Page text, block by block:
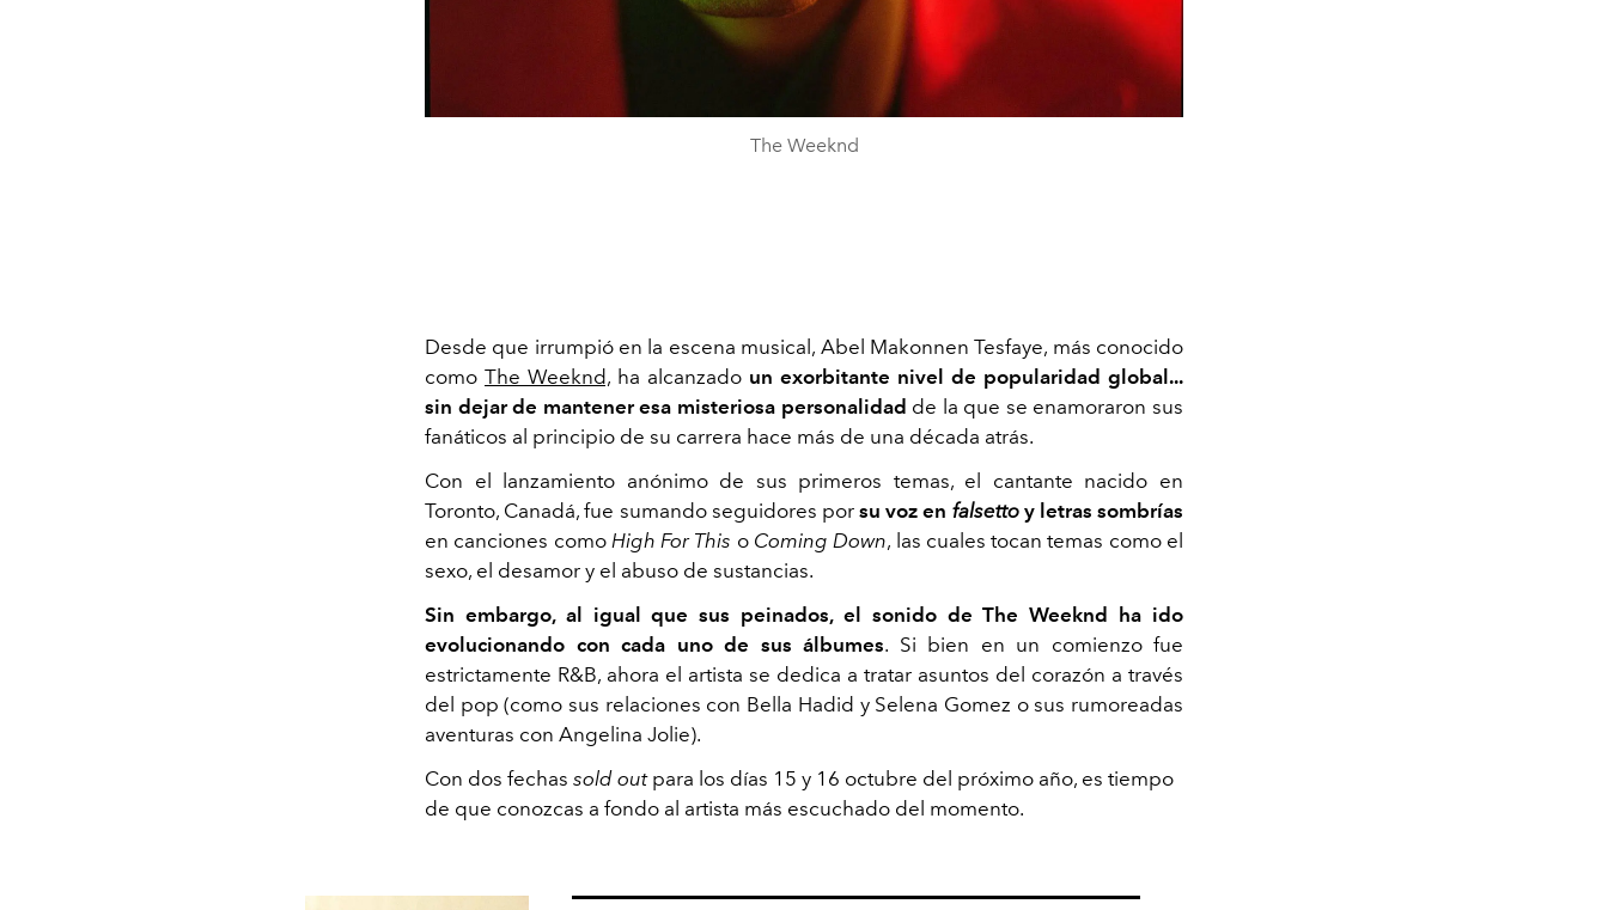
The Weeknd
Desde que irrumpió en la escena musical, Abel Makonnen Tesfaye, más conocido
como The Weeknd, ha alcanzado un exorbitante nivel de popularidad global...
sin dejar de mantener esa misteriosa personalidad de la que se enamoraron sus
fanáticos al principio de su carrera hace más de una década atrás.
Con el lanzamiento anónimo de sus primeros temas, el cantante nacido en
Toronto, Canadá, fue sumando seguidores por su voz en falsetto y letras sombrías
en canciones como High For This o Coming Down, las cuales tocan temas como el
sexo, el desamor y el abuso de sustancias.
Sin embargo, al igual que sus peinados, el sonido de The Weeknd ha ido
evolucionando con cada uno de sus álbumes. Si bien en un comienzo fue
estrictamente R&B, ahora el artista se dedica a tratar asuntos del corazón a través
del pop (como sus relaciones con Bella Hadid y Selena Gomez o sus rumoreadas
aventuras con Angelina Jolie).
Con dos fechas sold out para los días 15 y 16 octubre del próximo año, es tiempo
de que conozcas a fondo al artista más escuchado del momento.